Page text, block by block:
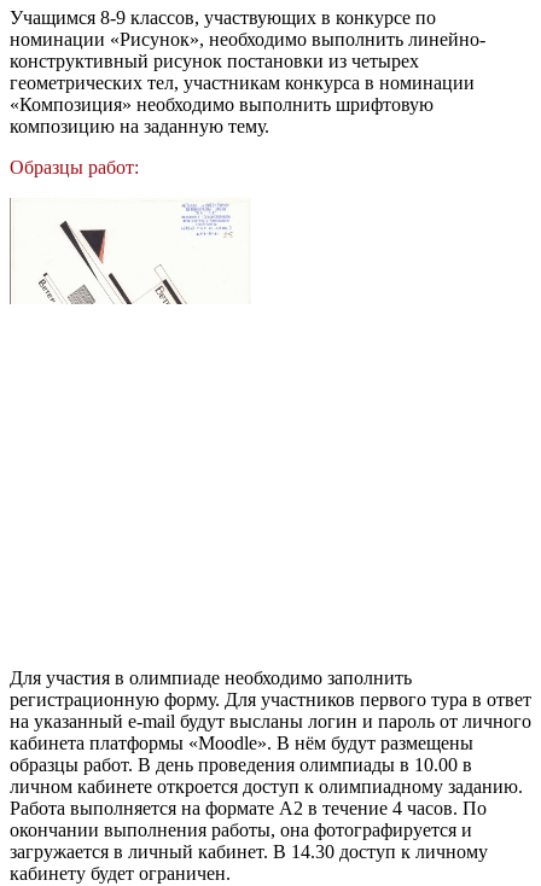
Учащимся 8-9 классов, участвующих в конкурсе по
номинации «Рисунок», необходимо выполнить линейно-
конструктивный рисунок постановки из четырех
геометрических тел, участникам конкурса в номинации
«Композиция» необходимо выполнить шрифтовую
композицию на заданную тему.
Образцы работ:
Для участия в олимпиаде необходимо заполнить
регистрационную форму. Для участников первого тура в ответ
на указанный e-mail будут высланы логин и пароль от личного
кабинета платформы «Moodle». В нём будут размещены
образцы работ. В день проведения олимпиады в 10.00 в
личном кабинете откроется доступ к олимпиадному заданию.
Работа выполняется на формате А2 в течение 4 часов. По
окончании выполнения работы, она фотографируется и
загружается в личный кабинет. В 14.30 доступ к личному
кабинету будет ограничен.